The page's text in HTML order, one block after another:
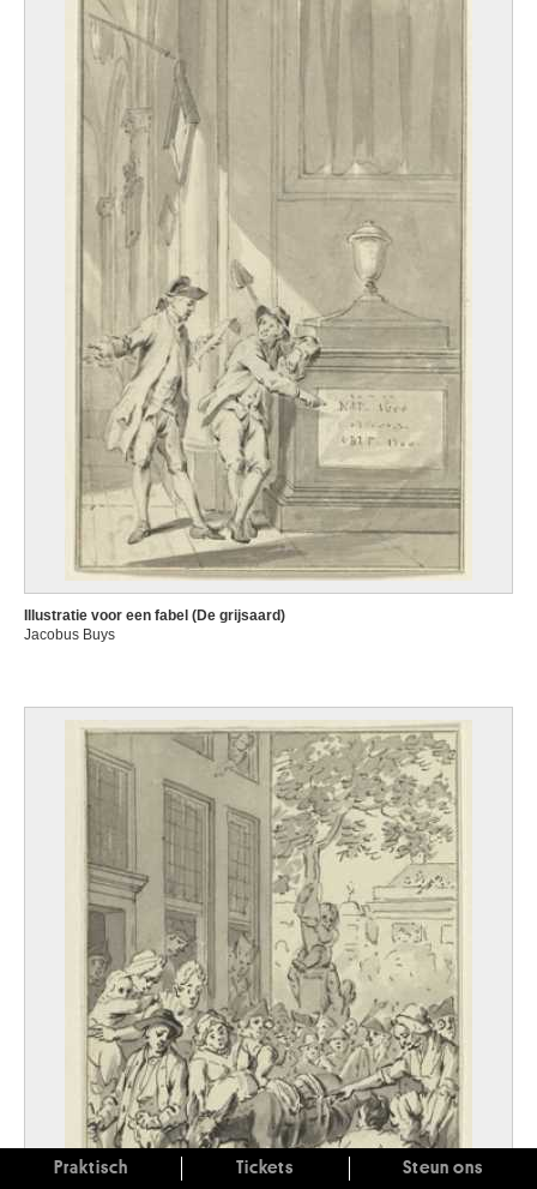
Illustratie voor een fabel (De grijsaard)
Jacobus Buys
Praktisch Tickets Steun ons